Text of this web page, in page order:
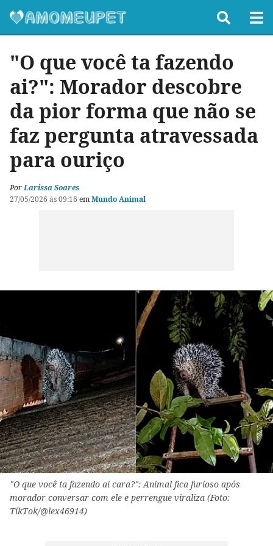
"O que você ta fazendo
ai?": Morador descobre
da pior forma que não se
faz pergunta atravessada
para ouriço
PorLarissa Soares
27/05/2026 às 09:16 emMundo Animal
"O que você ta fazendo ai cara?": Animal fica furioso após
morador conversar com ele e perrengue viraliza (Foto:
TikTok/@lex46914)